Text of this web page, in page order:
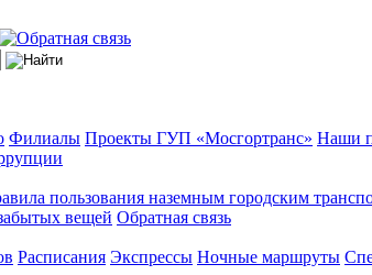
Филиалы Проекты ГУП «Мосгортранс» Наши
пользования наземным городским
вещей Обратная связь
Расписания Экспрессы Ночные маршруты